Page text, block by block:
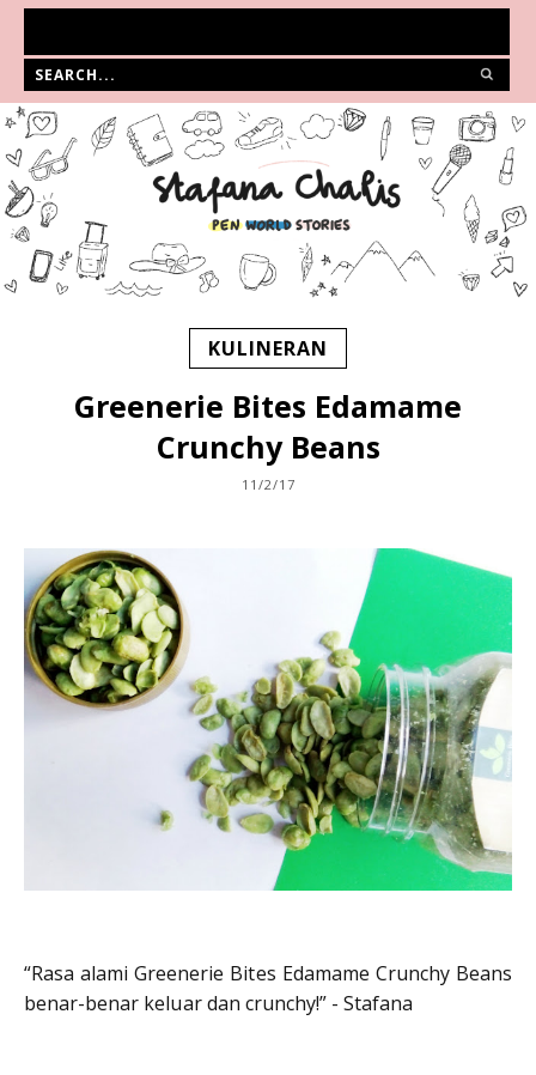
KULINERAN
Greenerie Bites Edamame
Crunchy Beans
11/2/17
“Rasa alami Greenerie Bites Edamame Crunchy Beans
benar-benar keluar dan crunchy!” - Stafana